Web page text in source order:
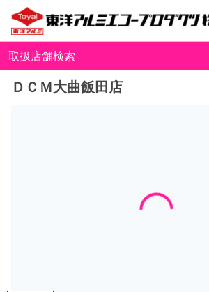
取扱店舗検索
ＤＣＭ大曲飯田店
Loading...